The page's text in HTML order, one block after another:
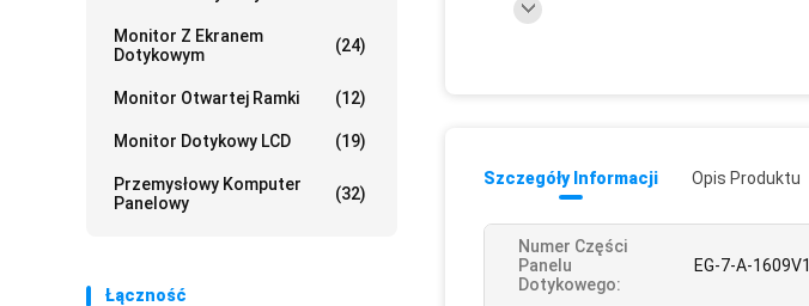
Monitor Z Ekranem
Dotykowym
(24)
Monitor Otwartej Ramki (12)
Monitor Dotykowy LCD (19)
Przemysłowy Komputer
Panelowy
(32)
Łączność
Szczegóły Informacji Opis Produktu
Numer Części
Panelu
Dotykowego:
EG-7-A-1609V1